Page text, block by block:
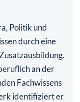
Politik und
durch eine
an der
Fachwissens
identifiziert er